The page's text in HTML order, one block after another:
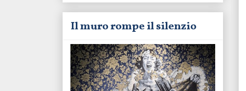
Il muro rompe il silenzio